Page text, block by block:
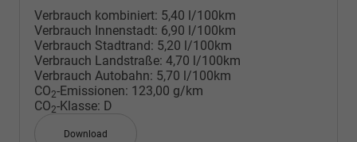
Verbrauch kombiniert: 5,40 l/100km
Verbrauch Innenstadt: 6,90 l/100km
Verbrauch Stadtrand: 5,20 l/100km
Verbrauch Landstraße: 4,70 l/100km
Verbrauch Autobahn: 5,70 l/100km
CO2-Emissionen: 123,00 g/km
CO2-Klasse: D
Download